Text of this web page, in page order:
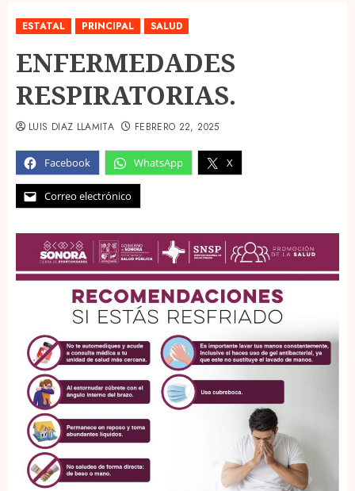
ESTATAL PRINCIPAL SALUD
ENFERMEDADES
RESPIRATORIAS.
Facebook WhatsApp X
Correo electrónico
LUIS DIAZ LLAMITA FEBRERO 22, 2025